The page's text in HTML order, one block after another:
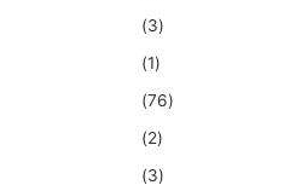
(3)
(1)
(76)
(2)
(3)